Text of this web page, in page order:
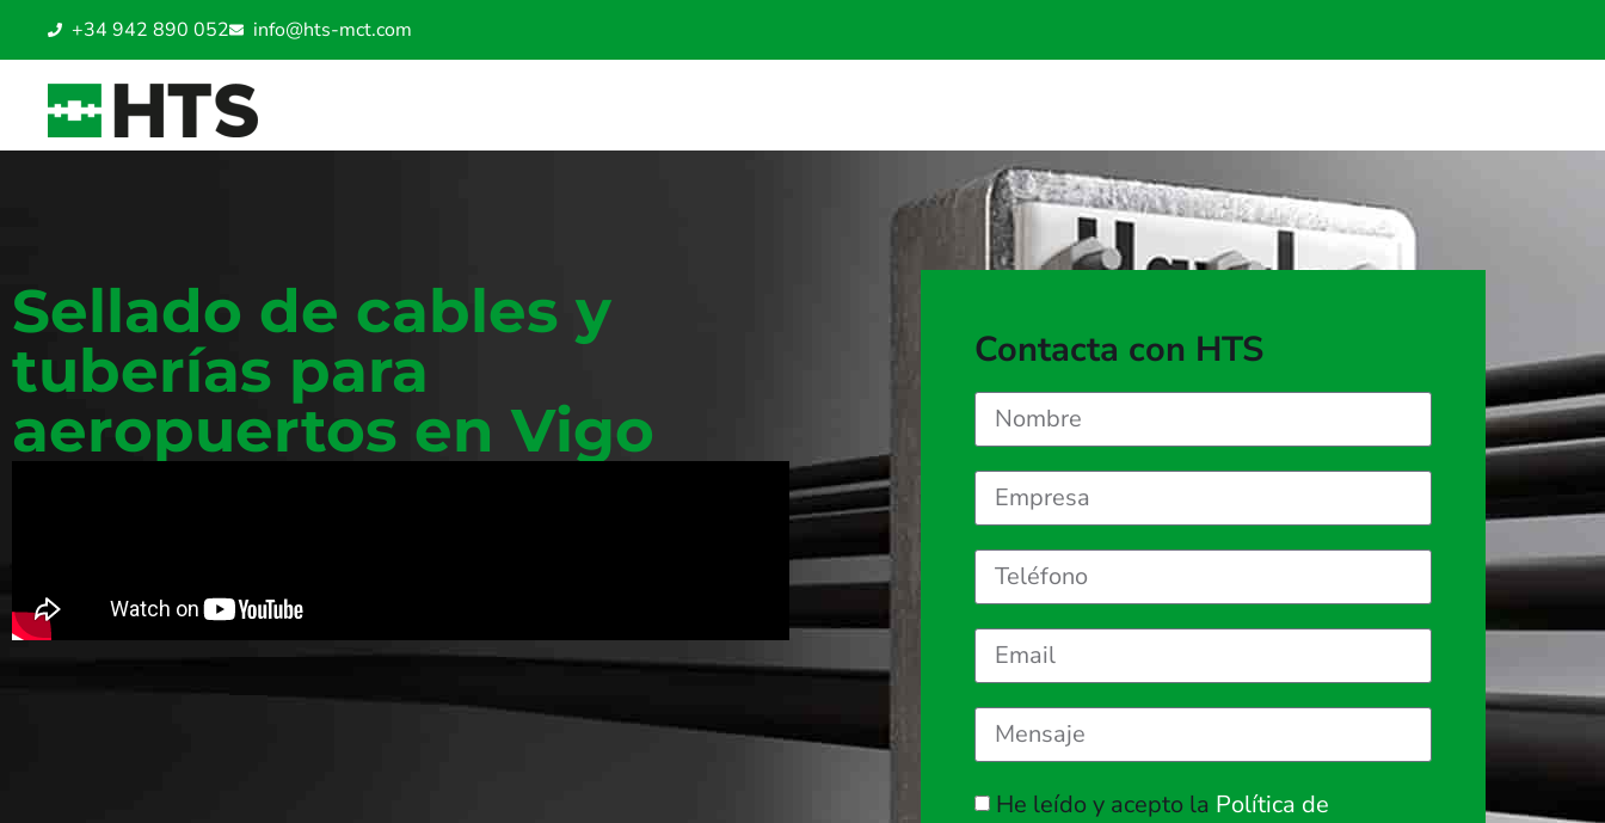
+34 942 890 052 info@hts-mct.com
Sellado de cables y
tuberías para
aeropuertos en Vigo
Contacta con HTS
He leído y acepto la Política de